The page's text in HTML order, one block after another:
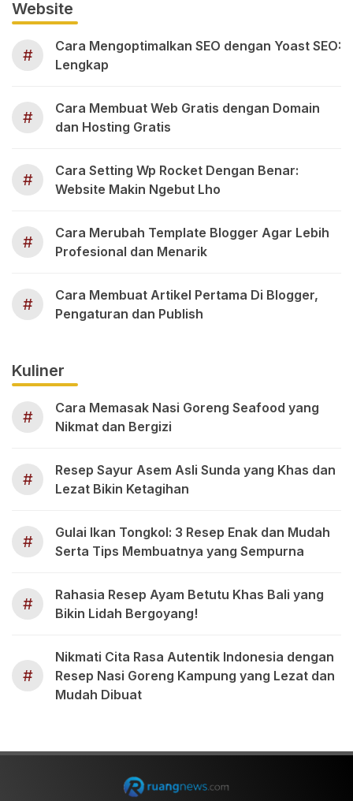
Website
#
Cara Mengoptimalkan SEO dengan Yoast SEO:
Lengkap
#
Cara Membuat Web Gratis dengan Domain
dan Hosting Gratis
#
Cara Setting Wp Rocket Dengan Benar:
Website Makin Ngebut Lho
#
Cara Merubah Template Blogger Agar Lebih
Profesional dan Menarik
#
Cara Membuat Artikel Pertama Di Blogger,
Pengaturan dan Publish
Kuliner
#
Cara Memasak Nasi Goreng Seafood yang
Nikmat dan Bergizi
#
Resep Sayur Asem Asli Sunda yang Khas dan
Lezat Bikin Ketagihan
#
Gulai Ikan Tongkol: 3 Resep Enak dan Mudah
Serta Tips Membuatnya yang Sempurna
#
Rahasia Resep Ayam Betutu Khas Bali yang
Bikin Lidah Bergoyang!
#
Nikmati Cita Rasa Autentik Indonesia dengan
Resep Nasi Goreng Kampung yang Lezat dan
Mudah Dibuat